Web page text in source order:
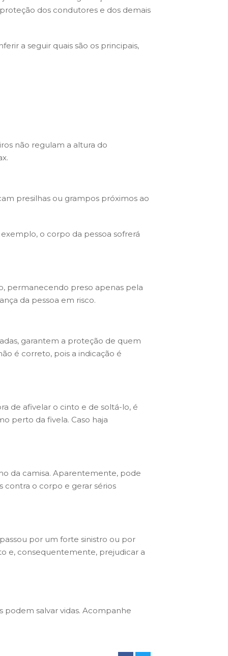
dos condutores e dos demais
a seguir quais são os principais,
não regulam a altura do
presilhas ou grampos próximos ao
o corpo da pessoa sofrerá
permanecendo preso apenas pela
da pessoa em risco.
garantem a proteção de quem
é correto, pois a indicação é
de afivelar o cinto e de soltá-lo, é
perto da fivela. Caso haja
da camisa. Aparentemente, pode
contra o corpo e gerar sérios
por um forte sinistro ou por
e, consequentemente, prejudicar a
podem salvar vidas. Acompanhe